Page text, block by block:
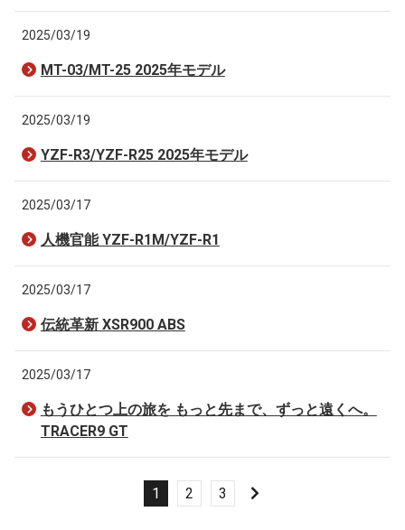
2025/03/19
MT-03/MT-25 2025年モデル
2025/03/19
YZF-R3/YZF-R25 2025年モデル
2025/03/17
人機官能 YZF-R1M/YZF-R1
2025/03/17
伝統革新 XSR900 ABS
2025/03/17
もうひとつ上の旅を もっと先まで、ずっと遠くへ。
TRACER9 GT
1 2 3